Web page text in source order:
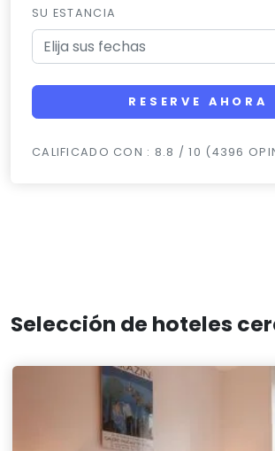
SU ESTANCIA
RESERVE AHORA
CALIFICADO CON : 8.8 / 10 (4396
Selección de hoteles